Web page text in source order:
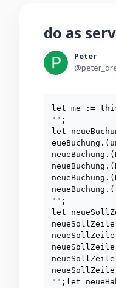
do as
Peter
let me :=
"";
let
"";
let
"";let